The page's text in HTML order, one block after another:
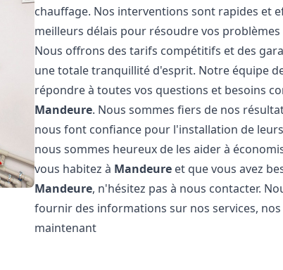
chauffage. Nos interventions sont rapides et
meilleurs délais pour résoudre vos
Nous offrons des tarifs compétitifs et des
une totale tranquillité d'esprit. Notre équipe
répondre à toutes vos questions et besoins
Mandeure. Nous sommes fiers de nos
nous font confiance pour l'installation de
nous sommes heureux de les aider à
vous habitez à Mandeure et que vous avez
Mandeure, n'hésitez pas à nous contacter.
fournir des informations sur nos services,
maintenant